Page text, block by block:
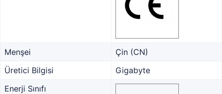
Menşei
Çin (CN)
Üretici Bilgisi
Gigabyte
Enerji Sınıfı